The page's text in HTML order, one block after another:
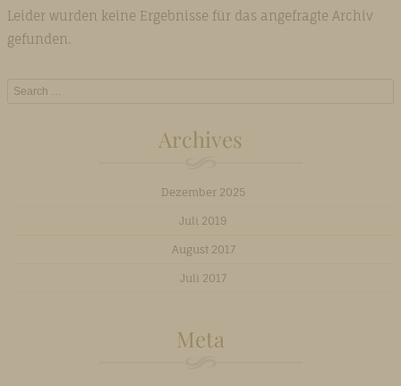
Leider wurden keine Ergebnisse für das angefragte Archiv
gefunden.
Search
Archives
Dezember 2025
Juli 2019
August 2017
Juli 2017
Meta